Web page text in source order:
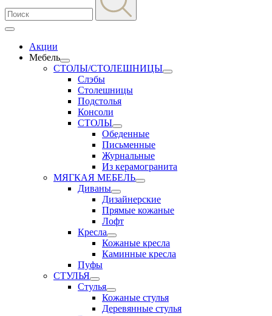
Акции
Мебель
СТОЛЫ/СТОЛЕШНИЦЫ
Слэбы
Столешницы
Подстолья
Консоли
СТОЛЫ
Обеденные
Письменные
Журнальные
Из керамогранита
МЯГКАЯ МЕБЕЛЬ
Диваны
Дизайнерские
Прямые кожаные
Лофт
Кресла
Кожаные кресла
Каминные кресла
Пуфы
СТУЛЬЯ
Стулья
Кожаные стулья
Деревянные стулья